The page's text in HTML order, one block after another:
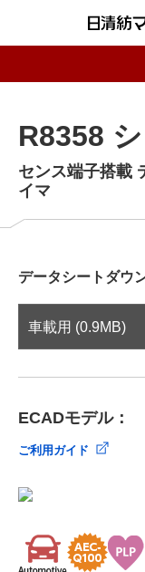
R8358
センス端子搭載
イマ
データシートダウ
車載用 (0.9MB)
ECADモデル：
ご利用ガイド